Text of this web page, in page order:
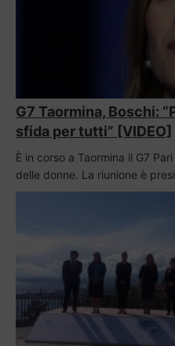
G7 Taormina, Boschi:
sfida per tutti” [VIDEO]
È in corso a Taormina il G7
delle donne. La riunione è